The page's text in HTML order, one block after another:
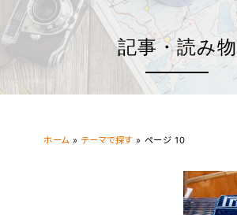
記事・読み物
ホーム » テーマで探す » ページ 10